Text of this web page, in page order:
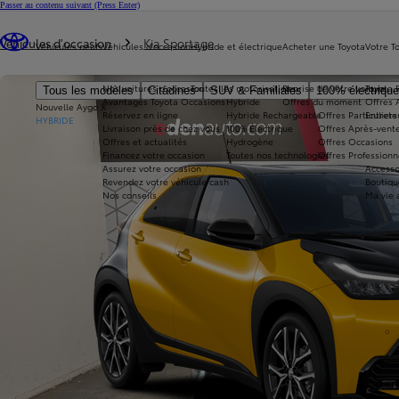
Passer au contenu suivant (Press Enter)
Véhicules neufs
Tous les modèles Citadines SUV & Familiales 100%
Nouvelle Aygo X
HYBRIDE
Véhicules d'occasion
Nos voitures d'occasion
Avantages Toyota Occasions
Réservez en ligne
Livraison près de chez vous
Offres et actualités
Financez votre occasion
Assurez votre occasion
Revendez votre véhicule cash
Nos conseils
Hybride et électrique
Toutes les motorisations
Hybride
Hybride Rechargeable
100% Électrique
Hydrogène
Toutes nos technologies
Acheter une Toyota
Reprise de votre voiture
Offres du moment
Offres Particuliers
Offres Après-
Offres Occasions
Offres
Votre
Toyota
Offres
Ma vie
Véhicules d'occasion Kia Sportage